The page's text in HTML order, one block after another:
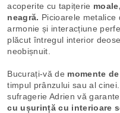
acoperite cu tapițerie
neagră. Picioarele metalice
armonie și interacțiune
plăcut întregul interior
neobișnuit.
Bucurați-vă de momente
timpul prânzului sau al
sufragerie Adrien vă
cu ușurință cu interioare